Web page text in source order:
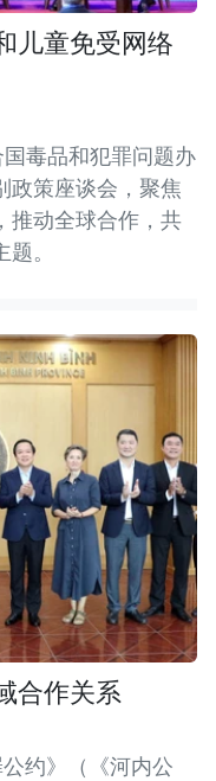
儿童免受网络
毒品和犯罪问题办
政策座谈会，聚焦
推动全球合作，共
。
合作关系
约》（《河内公